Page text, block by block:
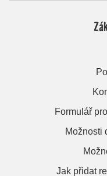
Formulář
Možnosti
Jak přidat